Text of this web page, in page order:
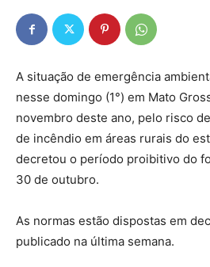
A situação de emergência
nesse domingo (1°) em Mato
novembro deste ano, pelo risco
de incêndio em áreas rurais do
decretou o período proibitivo do
30 de outubro.
As normas estão dispostas em
publicado na última semana.